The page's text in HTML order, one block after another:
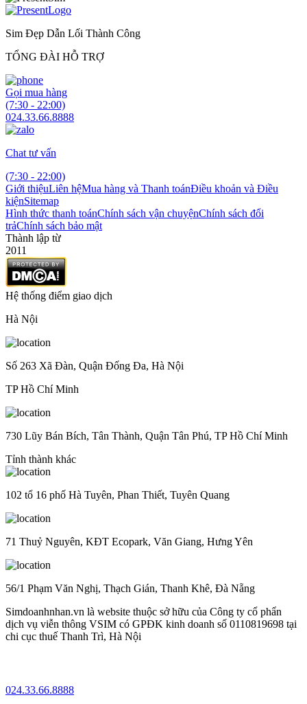
Sim Đẹp Dẫn Lối Thành Công
TỔNG ĐÀI HỖ TRỢ
Gọi mua hàng
(7:30 - 22:00)
024.33.66.8888
Chat tư vấn
(7:30 - 22:00)
Giới thiệuLiên hệMua hàng và Thanh toánĐiều khoản và Điều
kiệnSitemap
Hình thức thanh toánChính sách vận chuyệnChính sách đổi
trảChính sách bảo mật
Thành lập từ
2011
Hệ thống điểm giao dịch
Hà Nội
Số 263 Xã Đàn, Quận Đống Đa, Hà Nội
TP Hồ Chí Minh
730 Lũy Bán Bích, Tân Thành, Quận Tân Phú, TP Hồ Chí Minh
Tỉnh thành khác
102 tổ 16 phố Hà Tuyên, Phan Thiết, Tuyên Quang
71 Thuỷ Nguyên, KĐT Ecopark, Văn Giang, Hưng Yên
56/1 Phạm Văn Nghị, Thạch Gián, Thanh Khê, Đà Nẵng
Simdoanhnhan.vn là website thuộc sở hữu của Công ty cổ phẩn
dịch vụ viễn thông VSIM có GPĐK kinh doanh số 0110819698 tại
chi cục thuế Thanh Trì, Hà Nội
024.33.66.8888